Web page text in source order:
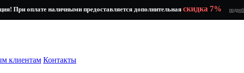
При оплате наличными предоставляется дополнительная скидка 7%
клиентам Контакты